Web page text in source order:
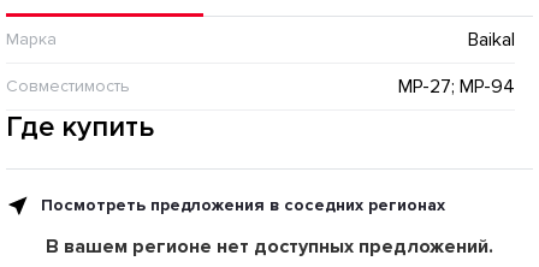
Марка Baikal
Совместимость МР-27; МР-94
Где купить
Посмотреть предложения в соседних регионах
В вашем регионе нет доступных предложений.